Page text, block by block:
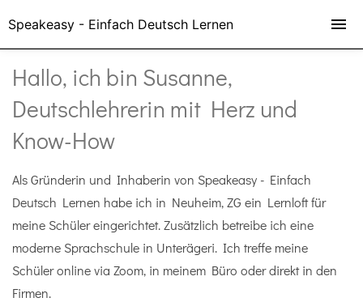
Hallo, ich bin Susanne,
Deutschlehrerin mit Herz und
Know-How
Als Gründerin und Inhaberin von Speakeasy - Einfach
Deutsch Lernen habe ich in Neuheim, ZG ein Lernloft für
meine Schüler eingerichtet. Zusätzlich betreibe ich eine
moderne Sprachschule in Unterägeri. Ich treffe meine
Schüler online via Zoom, in meinem Büro oder direkt in den
Firmen.
Speakeasy - Einfach Deutsch Lernen